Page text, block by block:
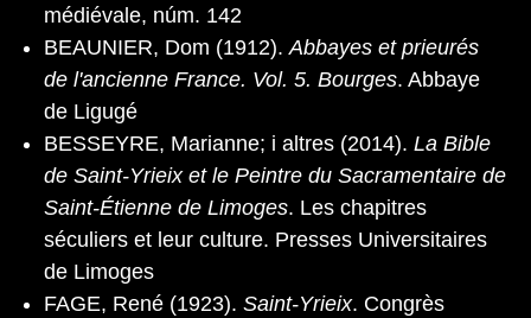
médiévale, núm. 142
BEAUNIER, Dom (1912). Abbayes et prieurés
de l'ancienne France. Vol. 5. Bourges. Abbaye
de Ligugé
BESSEYRE, Marianne; i altres (2014). La Bible
de Saint‐Yrieix et le Peintre du Sacramentaire de
Saint‐Étienne de Limoges. Les chapitres
séculiers et leur culture. Presses Universitaires
de Limoges
FAGE, René (1923). Saint-Yrieix. Congrès